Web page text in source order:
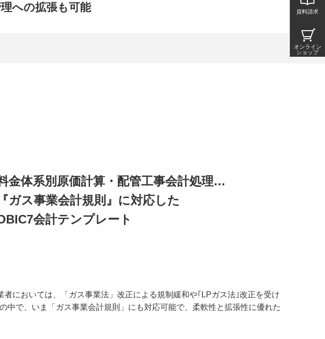
への拡張も可能
金体系別原価計算・配管工事会計処理…
『ガス事業会計規則』に対応した
会計テンプレート
においては、「ガス事業法」改正による規制緩和や｢LPガス法｣改正を受け
で、いま「ガス事業会計規則」にも対応可能で、柔軟性と拡張性に優れた
資料請求
オンライン
ショップ